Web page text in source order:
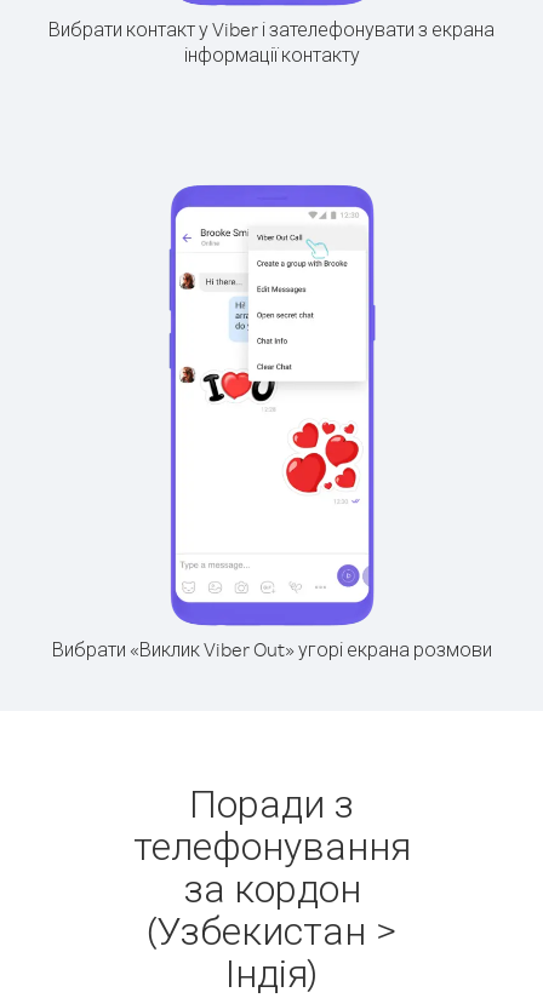
Вибрати контакт у Viber і зателефонувати з екрана
інформації контакту
Вибрати «Виклик Viber Out» угорі екрана розмови
Поради з
телефонування
за кордон
(Узбекистан >
Індія)